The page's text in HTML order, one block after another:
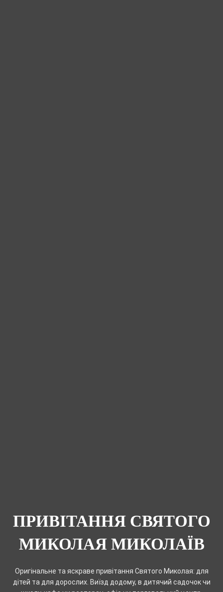
ПРИВІТАННЯ СВЯТОГО
МИКОЛАЯ МИКОЛАЇВ
Оригінальне та яскраве привітання Святого Миколая: для
дітей та для дорослих. Виїзд додому, в дитячий садочок чи